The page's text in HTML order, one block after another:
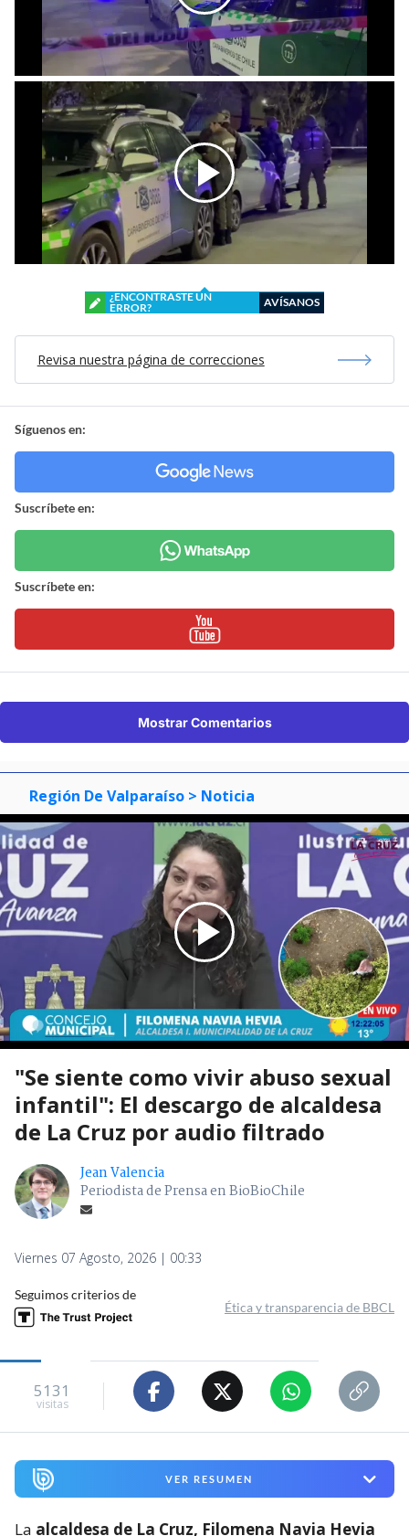
¿ENCONTRASTE UN
ERROR?
AVÍSANOS
Revisa nuestra página de correcciones
Síguenos en:
Suscríbete en:
Suscríbete en:
Mostrar Comentarios
Región De Valparaíso > Noticia
"Se siente como vivir abuso sexual
infantil": El descargo de alcaldesa
de La Cruz por audio filtrado
Jean Valencia
Periodista de Prensa en BioBioChile
Viernes 07 Agosto, 2026 | 00:33
Seguimos criterios de
Ética y transparencia de BBCL
5131
visitas
VER RESUMEN
La alcaldesa de La Cruz, Filomena Navia Hevia